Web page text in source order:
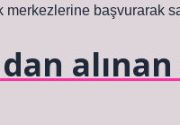
merkezlerine başvurarak